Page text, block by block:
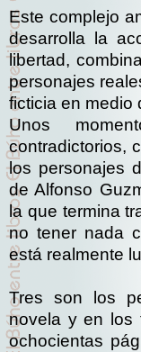
Este complejo
desarrolla la
libertad,
personajes
ficticia en medio
Unos
contradictorios,
los personajes
de Alfonso
la que termina
no tener nada
está realmente
Tres son los
novela y en los
ochocientas